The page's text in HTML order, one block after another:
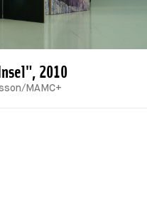
2010
MAMC+